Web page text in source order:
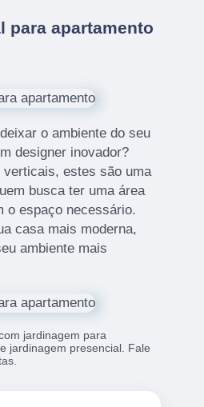
para apartamento
o ambiente do seu
designer inovador?
verticais, estes são uma
busca ter uma área
o espaço necessário.
casa mais moderna,
ambiente mais
jardinagem para
jardinagem presencial. Fale